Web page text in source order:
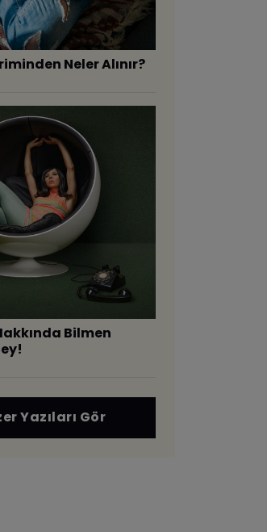
Neler Alınır?
Bilmen
Yazıları Gör